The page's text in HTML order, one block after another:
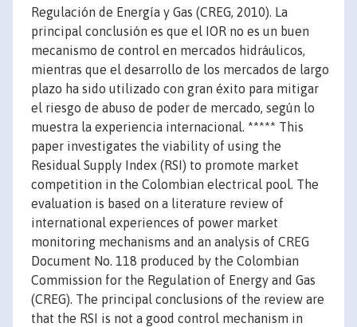
Regulación de Energía y Gas (CREG, 2010). La
principal conclusión es que el IOR no es un buen
mecanismo de control en mercados hidráulicos,
mientras que el desarrollo de los mercados de largo
plazo ha sido utilizado con gran éxito para mitigar
el riesgo de abuso de poder de mercado, según lo
muestra la experiencia internacional. ***** This
paper investigates the viability of using the
Residual Supply Index (RSI) to promote market
competition in the Colombian electrical pool. The
evaluation is based on a literature review of
international experiences of power market
monitoring mechanisms and an analysis of CREG
Document No. 118 produced by the Colombian
Commission for the Regulation of Energy and Gas
(CREG). The principal conclusions of the review are
that the RSI is not a good control mechanism in